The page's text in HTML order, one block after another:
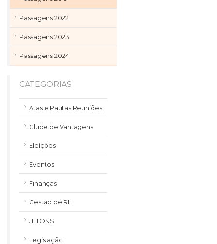
Passagens 2022
Passagens 2023
Passagens 2024
CATEGORIAS
Atas e Pautas Reuniões
Clube de Vantagens
Eleições
Eventos
Finanças
Gestão de RH
JETONS
Legislação